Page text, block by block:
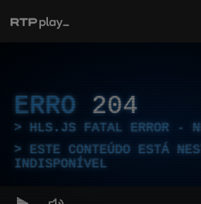
ERRO 204
HLS.JS FATAL ERROR -
ESTE CONTEÚDO ESTÁ
INDISPONÍVEL